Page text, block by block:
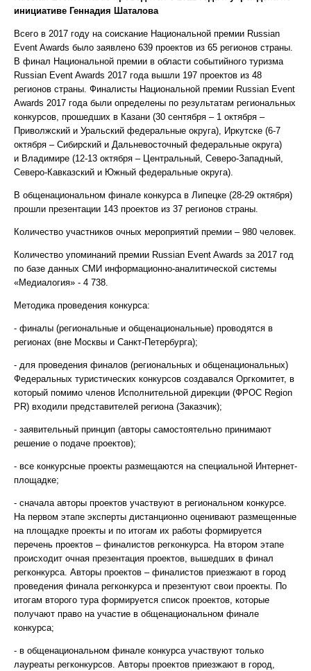
инициативе Геннадия Шаталова
Всего в 2017 году на соискание Национальной премии Russian
Event Awards было заявлено 639 проектов из 65 регионов страны.
В финал Национальной премии в области событийного туризма
Russian Event Awards 2017 года вышли 197 проектов из 48
регионов страны. Финалисты Национальной премии Russian Event
Awards 2017 года были определены по результатам региональных
конкурсов, прошедших в Казани (30 сентября – 1 октября –
Приволжский и Уральский федеральные округа), Иркутске (6-7
октября – Сибирский и Дальневосточный федеральные округа)
и Владимире (12-13 октября – Центральный, Северо-Западный,
Северо-Кавказский и Южный федеральные округа).
В общенациональном финале конкурса в Липецке (28-29 октября)
прошли презентации 143 проектов из 37 регионов страны.
Количество участников очных мероприятий премии – 980 человек.
Количество упоминаний премии Russian Event Awards за 2017 год
по базе данных СМИ информационно-аналитической системы
«Медиалогия» - 4 738.
Методика проведения конкурса:
- финалы (региональные и общенациональные) проводятся в
регионах (вне Москвы и Санкт-Петербурга);
- для проведения финалов (региональных и общенациональных)
Федеральных туристических конкурсов создавался Оргкомитет, в
который помимо членов Исполнительной дирекции (ФРОС Region
PR) входили представителей региона (Заказчик);
- заявительный принцип (авторы самостоятельно принимают
решение о подаче проектов);
- все конкурсные проекты размещаются на специальной Интернет-
площадке;
- сначала авторы проектов участвуют в региональном конкурсе.
На первом этапе эксперты дистанционно оценивают размещенные
на площадке проекты и по итогам их работы формируется
перечень проектов – финалистов регконкурса. На втором этапе
происходит очная презентация проектов, вышедших в финал
регконкурса. Авторы проектов – финалистов приезжают в город
проведения финала регконкурса и презентуют свои проекты. По
итогам второго тура формируется список проектов, которые
получают право на участие в общенациональном финале
конкурса;
- в общенациональном финале конкурса участвуют только
лауреаты регконкурсов. Авторы проектов приезжают в город,